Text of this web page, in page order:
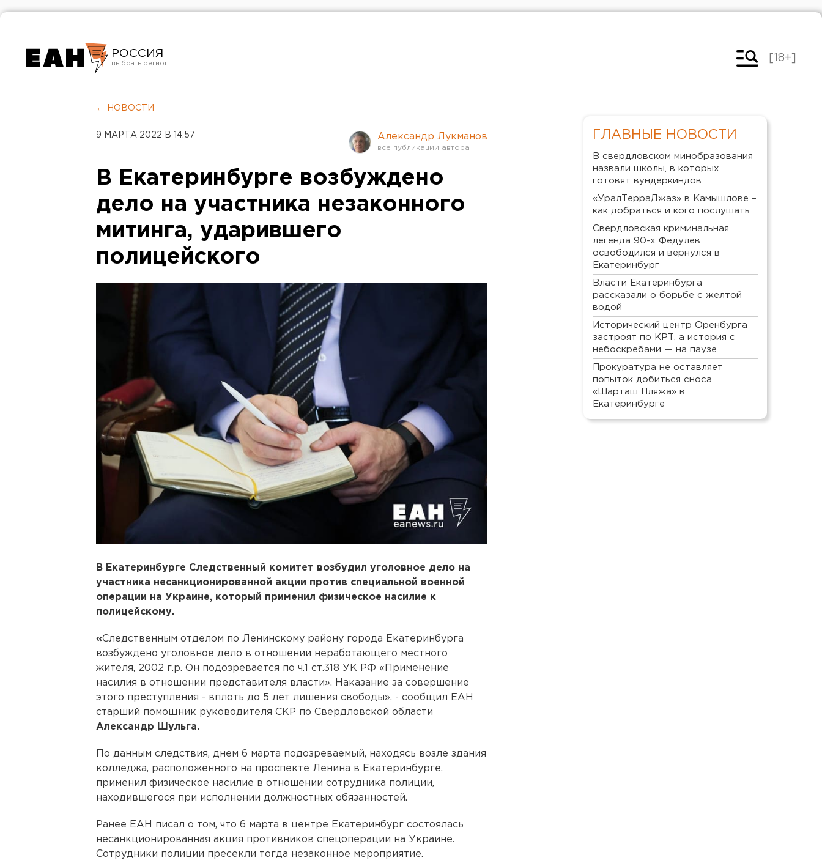
РОССИЯ
Челябинск
[18+]
← НОВОСТИ
9 МАРТА 2022 В 14:57 Александр Лукманов
В Екатеринбурге возбуждено
дело на участника незаконного
митинга, ударившего
полицейского
В Екатеринбурге Следственный комитет возбудил уголовное дело на
участника несанкционированной акции против специальной военной
операции на Украине, который применил физическое насилие к
полицейскому.
«Следственным отделом по Ленинскому району города Екатеринбурга
возбуждено уголовное дело в отношении неработающего местного
жителя, 2002 г.р. Он подозревается по ч.1 ст.318 УК РФ «Применение
насилия в отношении представителя власти». Наказание за совершение
этого преступления - вплоть до 5 лет лишения свободы», - сообщил ЕАН
старший помощник руководителя СКР по Свердловской области
Александр Шульга.
По данным следствия, днем 6 марта подозреваемый, находясь возле здания
колледжа, расположенного на проспекте Ленина в Екатеринбурге,
применил физическое насилие в отношении сотрудника полиции,
находившегося при исполнении должностных обязанностей.
Ранее ЕАН писал о том, что 6 марта в центре Екатеринбург состоялась
несанкционированная акция противников спецоперации на Украине.
Сотрудники полиции пресекли тогда незаконное мероприятие.
ГЛАВНЫЕ НОВОСТИ
В свердловском минобразования
назвали школы, в которых
готовят вундеркиндов
«УралТерраДжаз» в Камышлове –
как добраться и кого послушать
Свердловская криминальная
легенда 90-х Федулев
освободился и вернулся в
Екатеринбург
Власти Екатеринбурга
рассказали о борьбе с желтой
водой
Исторический центр Оренбурга
застроят по КРТ, а история с
небоскребами — на паузе
Прокуратура не оставляет
попыток добиться сноса
«Шарташ Пляжа» в
Екатеринбурге